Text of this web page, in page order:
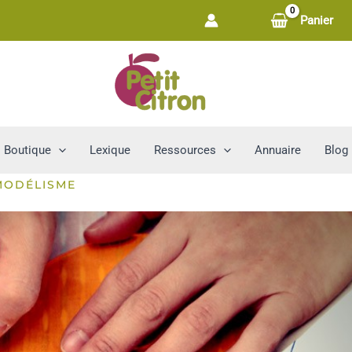
Panier
Boutique Lexique Ressources Annuaire Blog